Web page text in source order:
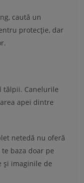
caută un
protecție, dar
tălpii. Canelurile
apei dintre
netedă nu oferă
baza doar pe
și imaginile de